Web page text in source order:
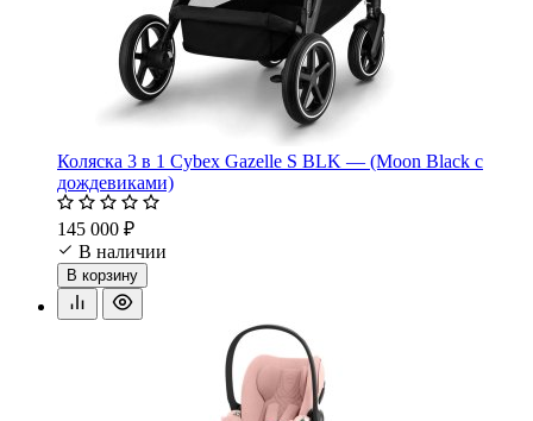
Коляска 3 в 1 Cybex Gazelle S BLK — (Moon Black с
дождевиками)
145 000 ₽
В наличии
В корзину